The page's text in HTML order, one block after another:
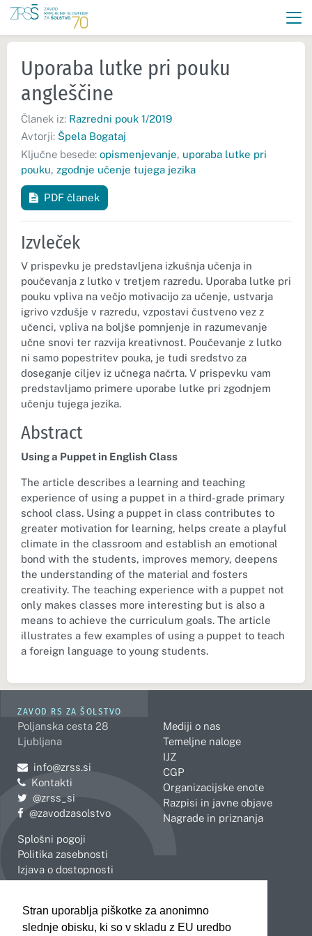
Stran uporablja piškotke za anonimno
slednje obisku, ki so v skladu z EU uredbo
Uporaba lutke pri pouku
angleščine
Članek iz: Razredni pouk 1/2019
Avtorji: Špela Bogataj
Ključne besede: opismenjevanje, uporaba lutke pri
pouku, zgodnje učenje tujega jezika
PDF članek
Izvleček
V prispevku je predstavljena izkušnja učenja in
poučevanja z lutko v tretjem razredu. Uporaba lutke pri
pouku vpliva na večjo motivacijo za učenje, ustvarja
igrivo vzdušje v razredu, vzpostavi čustveno vez z
učenci, vpliva na boljše pomnjenje in razumevanje
učne snovi ter razvija kreativnost. Poučevanje z lutko
ni samo popestritev pouka, je tudi sredstvo za
doseganje ciljev iz učnega načrta. V prispevku vam
predstavljamo primere uporabe lutke pri zgodnjem
učenju tujega jezika.
Abstract
Using a Puppet in English Class
The article describes a learning and teaching
experience of using a puppet in a third-grade primary
school class. Using a puppet in class contributes to
greater motivation for learning, helps create a playful
climate in the classroom and establish an emotional
bond with the students, improves memory, deepens
the understanding of the material and fosters
creativity. The teaching experience with a puppet not
only makes classes more interesting but is also a
means to achieve the curriculum goals. The article
illustrates a few examples of using a puppet to teach
a foreign language to young students.
ZAVOD RS ZA ŠOLSTVO
Poljanska cesta 28
Ljubljana
Pošljite e-mail na
info@zrss.si
Kontakti
Pojdite na Twitter:
@zrss_si
Pojdite na Facebook:
@zavodzasolstvo
Splošni pogoji
Politika zasebnosti
Izjava o dostopnosti
Mediji o nas
Temeljne naloge
IJZ
CGP
Organizacijske enote
Razpisi in javne objave
Nagrade in priznanja
Celje
Koper
Novo mesto
Slovenj Gradec